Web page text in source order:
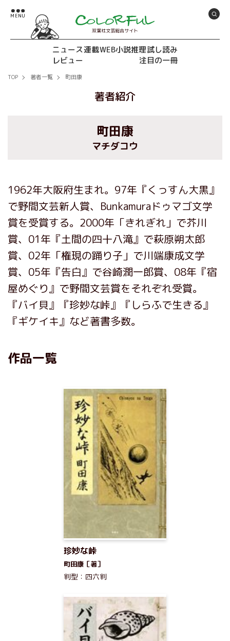
双葉社文芸総合サイト
ニュース連載WEB小説推理試し読み
レビュー
注目の一冊
TOP 著者一覧 町田康
著者紹介
町田康
マチダコウ
1962年大阪府生まれ。97年『くっすん大黒』
で野間文芸新人賞、Bunkamuraドゥマゴ文学
賞を受賞する。2000年「きれぎれ」で芥川
賞、01年『土間の四十八滝』で萩原朔太郎
賞、02年「権現の踊り子」で川端康成文学
賞、05年『告白』で谷崎潤一郎賞、08年『宿
屋めぐり』で野間文芸賞をそれぞれ受賞。
『バイ貝』『珍妙な峠』『しらふで生きる』
『ギケイキ』など著書多数。
作品一覧
珍妙な峠
町田康［著］
判型：四六判